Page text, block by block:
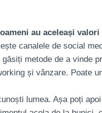
au aceleași
canalele de social
metode de a vinde
și vânzare. Poate
lumea. Așa poți